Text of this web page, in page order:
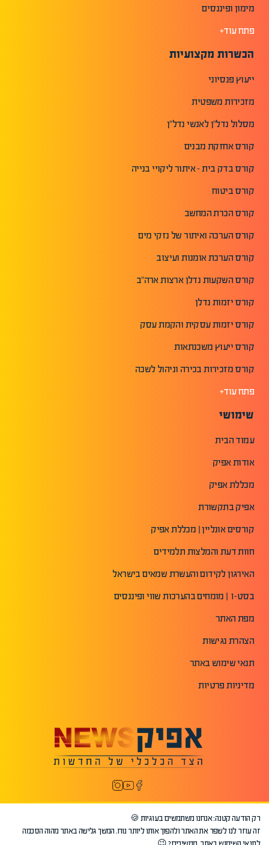
מימון ופיננסים
פתח עוד+
הכשרות מקצועיות
ייעוץ פנסיוני
מזכירות משפטית
מסלול נדל"ן לאנשי נדל"ן
קורס אחזקת מבנים
קורס בדק בית - איתור ליקויי בנייה
קורס ביטוח
קורס הכרת המחשב
קורס הערכה ואיתור של נזקי מים
קורס הערכת אומנות ועיצוב
קורס השקעות נדלן ארצות ארה"ב
קורס יזמות נדלן
קורס יזמות עסקית והקמת עסק
קורס ייעוץ משכנתאות
קורס מזכירות בכירה וניהול לשכה
פתח עוד+
שימושי
עמוד הבית
אודות אפיק
מכללת אפיק
אפיק בתקשורת
קורסים אונליין | מכללת אפיק
חוות דעת והמלצות תלמידים
האירגון לקידום והעשרת שמאים בישראל
בסט-1 | מומחים בהערכות שווי ופיננסים
מפת האתר
הצהרת נגישות
תנאי שימוש באתר
מדיניות פרטיות
רק הודעה קטנה: אנחנו משתמשים בעוגיות 🍪
זה עוזר לנו לשפר את האתר ולהפוך אותו ליותר נוח. המשך גלישה באתר מהוה הסכמה